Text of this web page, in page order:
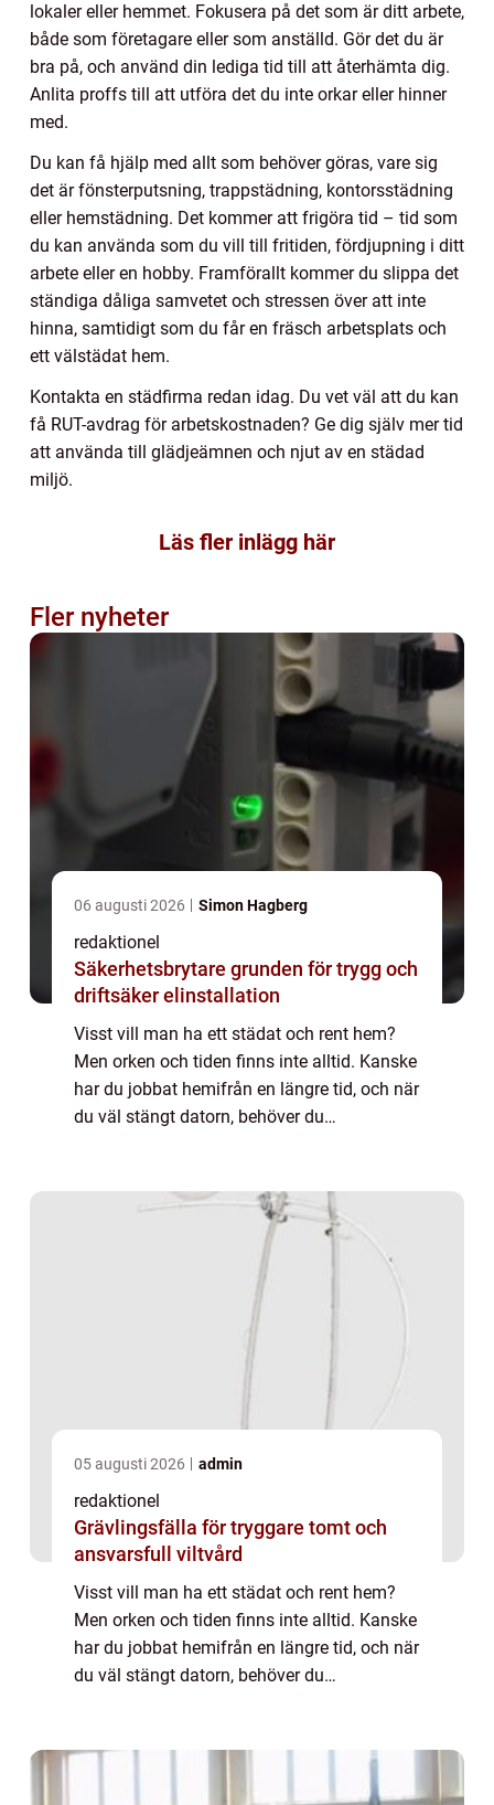
lokaler eller hemmet. Fokusera på det som är ditt arbete,
både som företagare eller som anställd. Gör det du är
bra på, och använd din lediga tid till att återhämta dig.
Anlita proffs till att utföra det du inte orkar eller hinner
med.
Du kan få hjälp med allt som behöver göras, vare sig
det är fönsterputsning, trappstädning, kontorsstädning
eller hemstädning. Det kommer att frigöra tid – tid som
du kan använda som du vill till fritiden, fördjupning i ditt
arbete eller en hobby. Framförallt kommer du slippa det
ständiga dåliga samvetet och stressen över att inte
hinna, samtidigt som du får en fräsch arbetsplats och
ett välstädat hem.
Kontakta en städfirma redan idag. Du vet väl att du kan
få RUT-avdrag för arbetskostnaden? Ge dig själv mer tid
att använda till glädjeämnen och njut av en städad
miljö.
Läs fler inlägg här
Fler nyheter
06 augusti 2026 Simon Hagberg
redaktionel
Säkerhetsbrytare grunden för trygg och
driftsäker elinstallation
Visst vill man ha ett städat och rent hem?
Men orken och tiden finns inte alltid. Kanske
har du jobbat hemifrån en längre tid, och när
du väl stängt datorn, behöver du
05 augusti 2026 admin
redaktionel
Grävlingsfälla för tryggare tomt och
ansvarsfull viltvård
Visst vill man ha ett städat och rent hem?
Men orken och tiden finns inte alltid. Kanske
har du jobbat hemifrån en längre tid, och när
du väl stängt datorn, behöver du
på ...